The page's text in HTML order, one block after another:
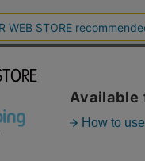
LIMITED ALL RIGHTS